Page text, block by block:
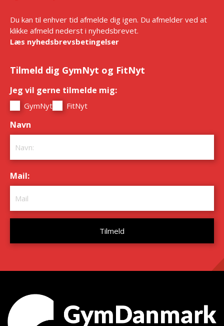
Du kan til enhver tid afmelde dig igen. Du afmelder ved at
klikke afmeld nederst i nyhedsbrevet.
Læs nyhedsbrevsbetingelser
Tilmeld dig GymNyt og FitNyt
Jeg vil gerne tilmelde mig:
GymNyt FitNyt
Navn
Mail: